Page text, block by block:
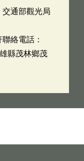
通部觀光局
絡電話：
縣茂林鄉茂